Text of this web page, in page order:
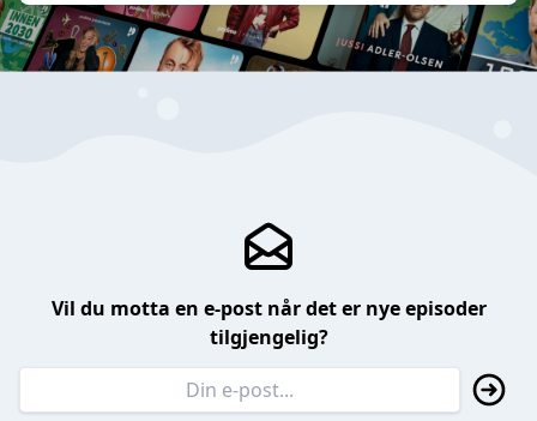
Vil du motta en e-post når det er nye episoder
tilgjengelig?